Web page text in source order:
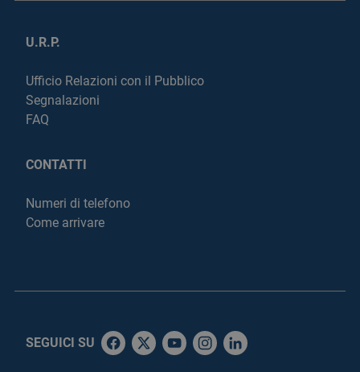
U.R.P.
Ufficio Relazioni con il Pubblico
Segnalazioni
FAQ
CONTATTI
Numeri di telefono
Come arrivare
SEGUICI SU